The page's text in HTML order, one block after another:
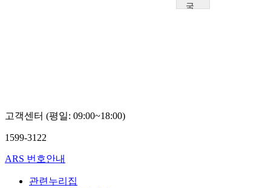
국
고객센터 (평일: 09:00~18:00)
1599-3122
ARS 번호안내
관련누리집